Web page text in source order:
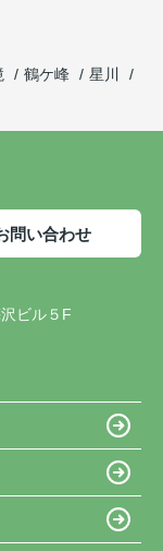
鶴ケ峰
星川
問い合わせ
ビル５F